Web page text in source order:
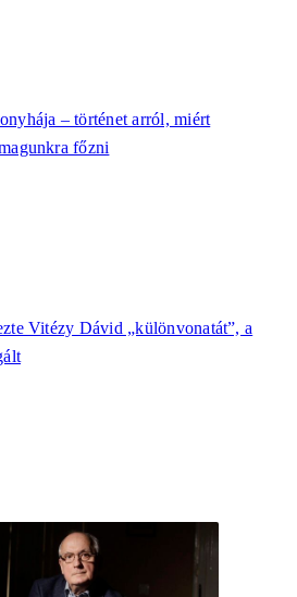
– történet arról, miért
főzni
Vitézy Dávid „különvonatát”, a